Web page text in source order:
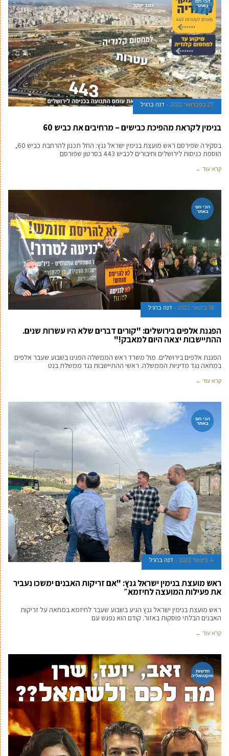
באתר
27 בפברואר 2022 דנה ברגיל
בנימין לקראת מהפיכת כבישים – מרחיבים את כביש 60
בסקירה שפירסם ראש מועצת בנימין ישראל גנץ: החל תכנון להרחבת כביש 60,
הוספת כניסות לירושלים וחיבורים לכביש 443 בסרטון שפורסם
קרא עוד ←
הכי חם
באתר
18 בינואר 2022 דנה ברגיל
הפגנת אלפים בירושלים: "קורים דברים שלא היו עשרות שנים.
ההתיישבות יצאה היום למאבק!"
הפגנת אלפים בירושלים. מול משרד ראש הממשלה הפגינו בשבוע שעבר אלפים
במחאה נגד מדיניות הממשלה. ראשי ההתיישבות נגד ממשלת בנט
קרא עוד ←
הכי חם
באתר
4 בינואר 2022 דנה ברגיל
ראש מועצת בנימין ישראל גנץ: "אם זריקות האבנים ימשכו נעביר
את פעילות המועצה לחיזמא״
ראש מועצת בנימין ישראל גנץ הגיע בשבוע שעבר לחיזמא במחאה על זריקות
האבנים הבלתי פוסקות באזור. קודם הוא נפגש עם
קרא עוד ←
חדשות
ואקטואליה